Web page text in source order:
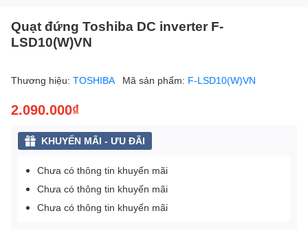
Quạt đứng Toshiba DC inverter F-
LSD10(W)VN
Thương hiệu: TOSHIBA Mã sản phẩm: F-LSD10(W)VN
2.090.000₫
KHUYẾN MÃI - ƯU ĐÃI
Chưa có thông tin khuyến mãi
Chưa có thông tin khuyến mãi
Chưa có thông tin khuyến mãi